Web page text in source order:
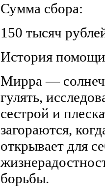
Сумма сбора:
150 тысяч
История помощи
Мирра —
гулять,
сестрой и
загораются,
открывает для
борьбы.